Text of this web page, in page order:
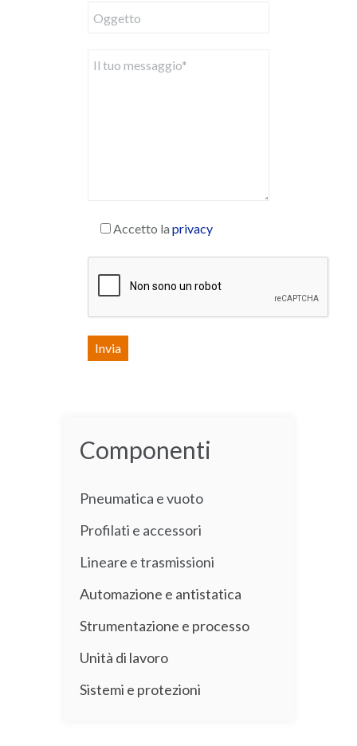
Accetto la privacy
Componenti
Pneumatica e vuoto
Profilati e accessori
Lineare e trasmissioni
Automazione e antistatica
Strumentazione e processo
Unità di lavoro
Sistemi e protezioni